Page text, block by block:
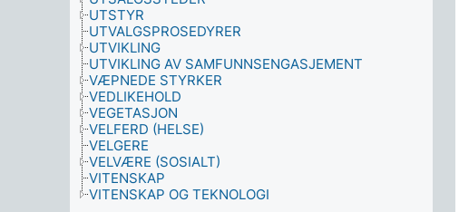
UTSTYR
UTVALGSPROSEDYRER
UTVIKLING
UTVIKLING AV SAMFUNNSENGASJEMENT
VÆPNEDE STYRKER
VEDLIKEHOLD
VEGETASJON
VELFERD (HELSE)
VELGERE
VELVÆRE (SOSIALT)
VITENSKAP
VITENSKAP OG TEKNOLOGI